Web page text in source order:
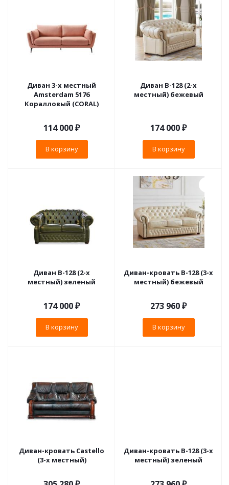
Диван 3-х местный
Amsterdam 5176
Коралловый (CORAL)
114 000₽
В корзину
Диван B-128 (2-х
местный) бежевый
174 000₽
В корзину
Диван В-128 (2-х
местный) зеленый
174 000₽
В корзину
Диван-кровать B-128 (3-х
местный) бежевый
273 960₽
В корзину
Диван-кровать Castello
(3-х местный)
Диван-кровать B-128 (3-х
местный) зеленый